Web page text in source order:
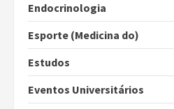
Endocrinologia
Esporte (Medicina do)
Estudos
Eventos Universitários